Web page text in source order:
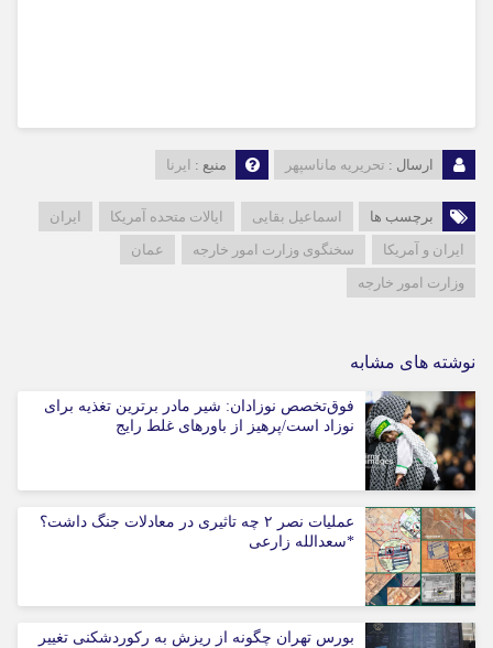
ارسال : تحریریه ماناسپهر منبع : ایرنا
برچسب ها اسماعیل بقایی ایالات متحده آمریکا
ایران
ایران و آمریکا
سخنگوی وزارت امور خارجه
عمان
وزارت امور خارجه
نوشته های مشابه
فوق‌تخصص نوزادان: شیر مادر برترین تغذیه برای
نوزاد است/پرهیز از باورهای غلط رایج
عملیات نصر ۲ چه تاثیری در معادلات جنگ داشت؟
*سعدالله زارعی
بورس تهران چگونه از ریزش به رکوردشکنی تغییر